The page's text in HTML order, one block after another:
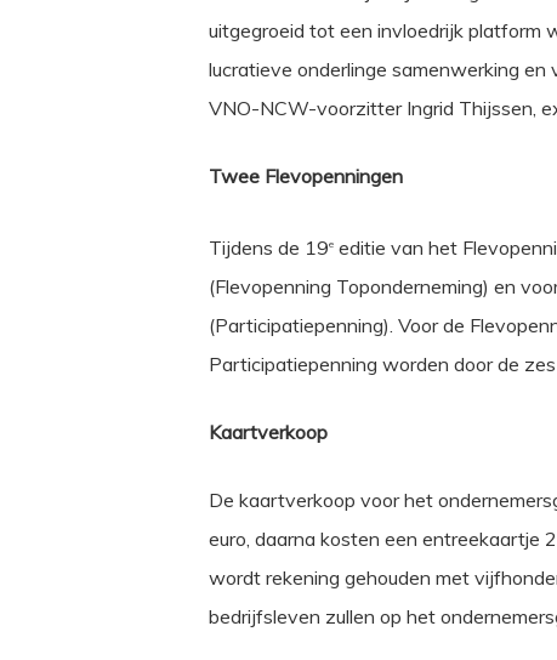
uitgegroeid tot een invloedrijk platform
lucratieve onderlinge samenwerking en
VNO-NCW-voorzitter Ingrid Thijssen,
Twee Flevopenningen
Tijdens de 19e editie van het
(Flevopenning Toponderneming) en
(Participatiepenning). Voor de
Participatiepenning worden door de
Kaartverkoop
De kaartverkoop voor het
euro, daarna kosten een entreekaartje
wordt rekening gehouden met
bedrijfsleven zullen op het